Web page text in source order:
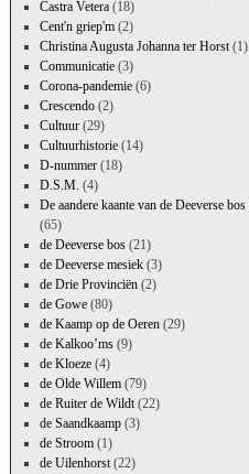
Castra Vetera(18)
Cent'n griep'm(2)
Christina Augusta Johanna ter Horst(1)
Communicatie(3)
Corona-pandemie(6)
Crescendo(2)
Cultuur(29)
Cultuurhistorie(14)
D-nummer(18)
D.S.M. (4)
De aandere kaante van de Deeverse bos
(65)
de Deeverse bos(21)
de Deeverse mesiek(3)
de Drie Provinciën(2)
de Gowe(80)
de Kaamp op de Oeren(29)
de Kalkoo’ms(9)
de Kloeze(4)
de Olde Willem(79)
de Ruiter de Wildt(22)
de Saandkaamp(3)
de Stroom(1)
de Uilenhorst(22)